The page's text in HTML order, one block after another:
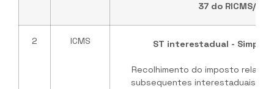
37 do RICMS/PE
2 ICMS ST interestadual - Simples
Recolhimento do imposto
subsequentes interestaduais,